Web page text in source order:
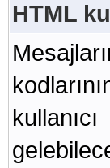
HTML